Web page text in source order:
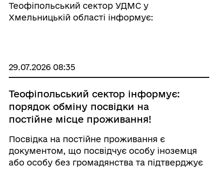
Теофіпольський сектор УДМС у
Хмельницькій області інформує:
29.07.2026 08:35
Теофіпольський сектор інформує:
порядок обміну посвідки на
постійне місце проживання!
Посвідка на постійне проживання є
документом, що посвідчує особу іноземця
або особу без громадянства та підтверджує